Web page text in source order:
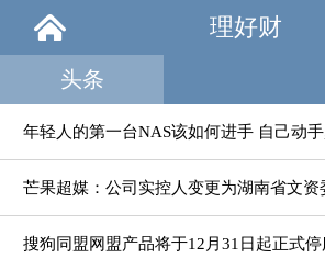
理好财
头条
年轻人的第一台NAS该如何进手 自己动
用的NAS
芒果超媒：公司实控人变更为湖南省文资
搜狗同盟网盟产品将于12月31日起正式停